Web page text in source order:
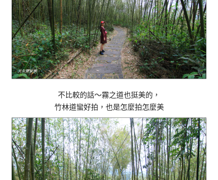
不比較的話～霧之道也挺美的，
竹林道蠻好拍，也是怎麼拍怎麼美